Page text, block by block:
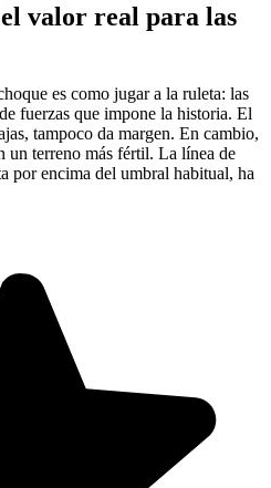
el valor real para las
es como jugar a la ruleta: las
fuerzas que impone la historia. El
tampoco da margen. En cambio,
un terreno más fértil. La línea de
por encima del umbral habitual, ha